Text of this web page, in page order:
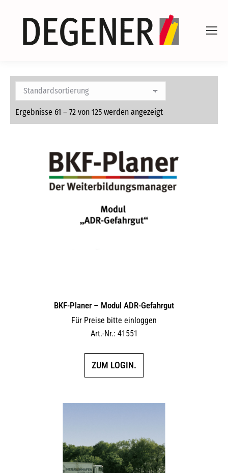
Ergebnisse 61 – 72 von 125 werden angezeigt
BKF-Planer – Modul ADR-Gefahrgut
Für Preise bitte einloggen
Art.-Nr.: 41551
ZUM LOGIN.